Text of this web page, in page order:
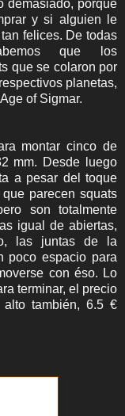
demasiado, porque
y si alguien le
felices. De todas
que los
que se colaron por
planetas,
of Sigmar.
montar cinco de
mm. Desde luego
a pesar del toque
parecen squats
son totalmente
igual de abiertas,
las juntas de la
poco espacio para
con éso. Lo
terminar, el precio
también, 6.5 €